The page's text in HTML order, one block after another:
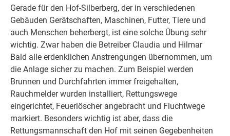
Gerade für den Hof-Silberberg, der in verschiedenen
Gebäuden Gerätschaften, Maschinen, Futter, Tiere und
auch Menschen beherbergt, ist eine solche Übung sehr
wichtig. Zwar haben die Betreiber Claudia und Hilmar
Bald alle erdenklichen Anstrengungen übernommen, um
die Anlage sicher zu machen. Zum Beispiel werden
Brunnen und Durchfahrten immer freigehalten,
Rauchmelder wurden installiert, Rettungswege
eingerichtet, Feuerlöscher angebracht und Fluchtwege
markiert. Besonders wichtig ist aber, dass die
Rettungsmannschaft den Hof mit seinen Gegebenheiten